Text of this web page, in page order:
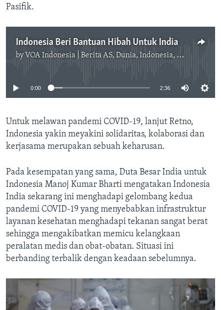
Pasifik.
Indonesia Beri Bantuan Hibah Untuk India
by VOA Indonesia | Berita AS, Dunia, Indonesia, Diaspora Indonesia di AS
No media source currently available
0:00 2:36
Untuk melawan pandemi COVID-19, lanjut Retno,
Indonesia yakin meyakini solidaritas, kolaborasi dan
kerjasama merupakan sebuah keharusan.
Pada kesempatan yang sama, Duta Besar India untuk
Indonesia Manoj Kumar Bharti mengatakan Indonesia
India sekarang ini menghadapi gelombang kedua
pandemi COVID-19 yang menyebabkan infrastruktur
layanan kesehatan menghadapi tekanan sangat berat
sehingga mengakibatkan memicu kelangkaan
peralatan medis dan obat-obatan. Situasi ini
berbanding terbalik dengan keadaan sebelumnya.